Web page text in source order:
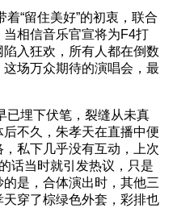
“留住美好”的初衷，联合
相信音乐官宣将为F4打
入狂欢，所有人都在倒数
场万众期待的演唱会，最
埋下伏笔，裂缝从未真
不久，朱孝天在直播中便
私下几乎没有互动，上次
话当时就引发热议，只是
是，合体演出时，其他三
穿了棕绿色外套，彩排也